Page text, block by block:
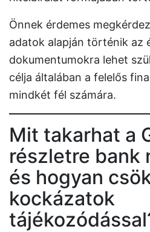
Önnek érdemes
adatok alapján történik az
dokumentumokra lehet
célja általában a felelős
mindkét fél számára.
Mit takarhat a
részletre bank
és hogyan
kockázatok